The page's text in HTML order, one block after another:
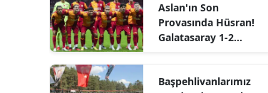
Aslan'ın Son
Provasında Hüsran!
Galatasaray 1-2
Başpehlivanlarımız